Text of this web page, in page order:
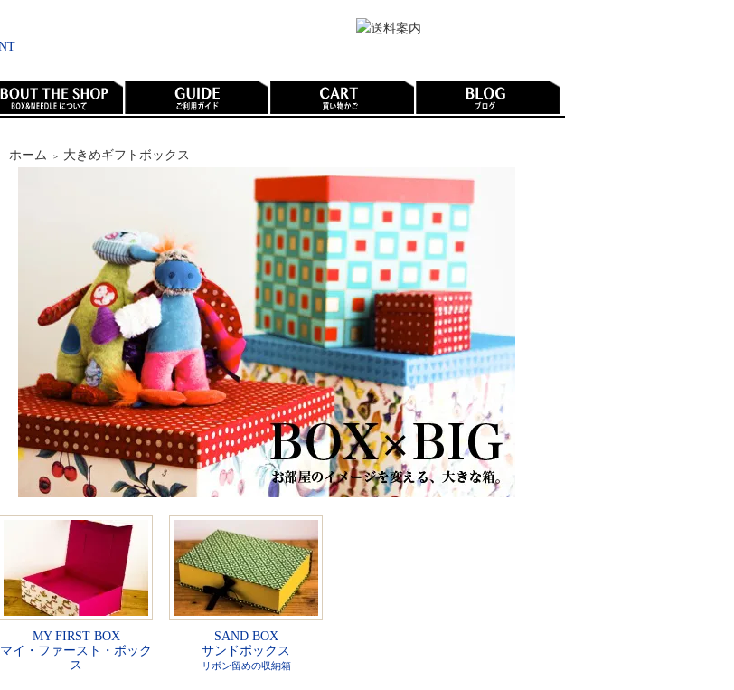
ホーム ＞ 大きめギフトボックス
MY FIRST BOX
マイ・ファースト・ボック
ス
SAND BOX
サンドボックス
リボン留めの収納箱